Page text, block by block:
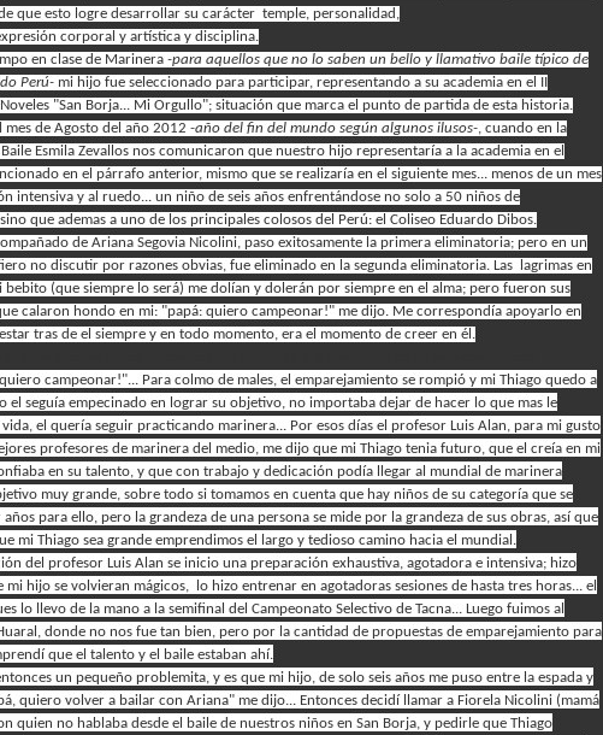
de que esto logre desarrollar su carácter temple, personalidad,
corporal y artística y disciplina.
en clase de Marinera -para aquellos que no lo saben un bello y llamativo baile típico de
Perú- mi hijo fue seleccionado para participar, representando a su academia en el II
"San Borja... Mi Orgullo"; situación que marca el punto de partida de esta historia.
mes de Agosto del año 2012 -año del fin del mundo según algunos ilusos-, cuando en la
Esmila Zevallos nos comunicaron que nuestro hijo representaría a la academia en el
en el párrafo anterior, mismo que se realizaría en el siguiente mes... menos de un mes
intensiva y al ruedo... un niño de seis años enfrentándose no solo a 50 niños de
que ademas a uno de los principales colosos del Perú: el Coliseo Eduardo Dibos.
de Ariana Segovia Nicolini, paso exitosamente la primera eliminatoria; pero en un
no discutir por razones obvias, fue eliminado en la segunda eliminatoria. Las lagrimas en
bebito (que siempre lo será) me dolían y dolerán por siempre en el alma; pero fueron sus
calaron hondo en mi: "papá: quiero campeonar!" me dijo. Me correspondía apoyarlo en
tras de el siempre y en todo momento, era el momento de creer en él.
campeonar!"... Para colmo de males, el emparejamiento se rompió y mi Thiago quedo a
el seguía empecinado en lograr su objetivo, no importaba dejar de hacer lo que mas le
vida, el quería seguir practicando marinera... Por esos días el profesor Luis Alan, para mi gusto
profesores de marinera del medio, me dijo que mi Thiago tenia futuro, que el creía en mi
en su talento, y que con trabajo y dedicación podía llegar al mundial de marinera
muy grande, sobre todo si tomamos en cuenta que hay niños de su categoría que se
para ello, pero la grandeza de una persona se mide por la grandeza de sus obras, así que
mi Thiago sea grande emprendimos el largo y tedioso camino hacia el mundial.
del profesor Luis Alan se inicio una preparación exhaustiva, agotadora e intensiva; hizo
mi hijo se volvieran mágicos, lo hizo entrenar en agotadoras sesiones de hasta tres horas... el
lo llevo de la mano a la semifinal del Campeonato Selectivo de Tacna... Luego fuimos al
donde no nos fue tan bien, pero por la cantidad de propuestas de emparejamiento para
que el talento y el baile estaban ahí.
un pequeño problemita, y es que mi hijo, de solo seis años me puso entre la espada y
quiero volver a bailar con Ariana" me dijo... Entonces decidí llamar a Fiorela Nicolini (mamá
quien no hablaba desde el baile de nuestros niños en San Borja, y pedirle que Thiago